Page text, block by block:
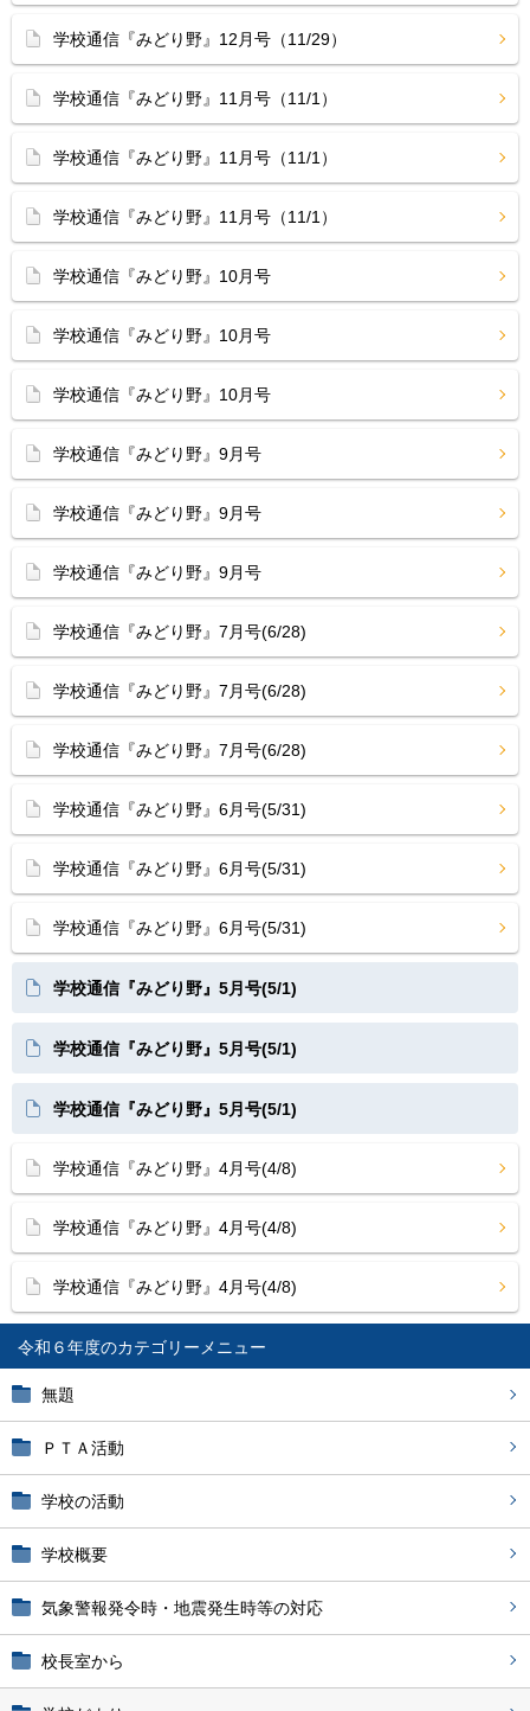
令和６年度
無題
ＰＴＡ活動
学校の活動
学校概要
気象警報発令時・地震発生時等の対応
校長室から
学校通信『みどり野』12月号（11/29）
学校通信『みどり野』11月号（11/1）
学校通信『みどり野』11月号（11/1）
学校通信『みどり野』11月号（11/1）
学校通信『みどり野』10月号
学校通信『みどり野』10月号
学校通信『みどり野』10月号
学校通信『みどり野』9月号
学校通信『みどり野』9月号
学校通信『みどり野』9月号
学校通信『みどり野』7月号(6/28)
学校通信『みどり野』7月号(6/28)
学校通信『みどり野』7月号(6/28)
学校通信『みどり野』6月号(5/31)
学校通信『みどり野』6月号(5/31)
学校通信『みどり野』6月号(5/31)
学校通信『みどり野』5月号(5/1)
学校通信『みどり野』5月号(5/1)
学校通信『みどり野』5月号(5/1)
学校通信『みどり野』4月号(4/8)
学校通信『みどり野』4月号(4/8)
学校通信『みどり野』4月号(4/8)